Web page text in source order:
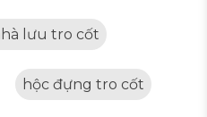
lưu tro cốt
hộc đựng tro cốt